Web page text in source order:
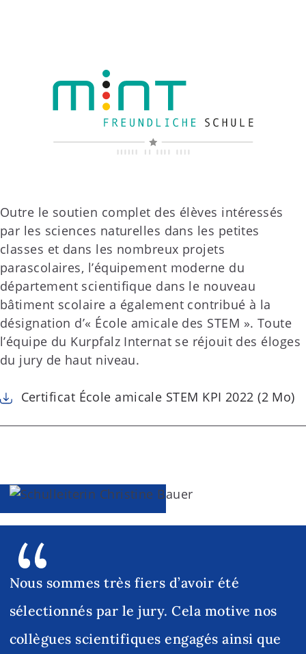
Outre le soutien complet des élèves intéressés
par les sciences naturelles dans les petites
classes et dans les nombreux projets
parascolaires, l’équipement moderne du
département scientifique dans le nouveau
bâtiment scolaire a également contribué à la
désignation d’« École amicale des STEM ». Toute
l’équipe du Kurpfalz Internat se réjouit des éloges
du jury de haut niveau.
Certificat École amicale STEM KPI 2022 (2 Mo)
Nous sommes très fiers d’avoir été
sélectionnés par le jury. Cela motive nos
collègues scientifiques engagés ainsi que